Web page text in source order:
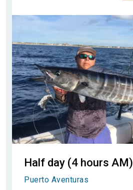
Half day (4 hours AM)
Puerto Aventuras